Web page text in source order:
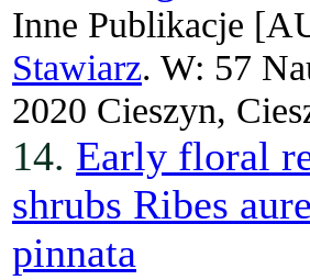
Inne Publikacje
Stawiarz. W: 57
2020 Cieszyn,
14. Early floral
shrubs Ribes
pinnata